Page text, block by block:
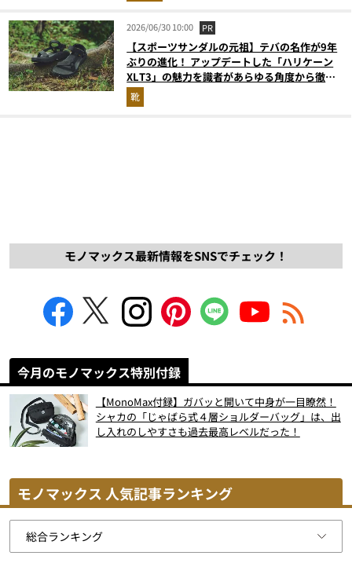
2026/06/30 10:00 PR
【スポーツサンダルの元祖】テバの名作が9年
ぶりの進化！ アップデートした「ハリケーン
XLT3」の魅力を識者があらゆる角度から徹底
解説！
靴
モノマックス最新情報をSNSでチェック！
今月のモノマックス特別付録
【MonoMax付録】ガバッと開いて中身が一目瞭然！
シャカの「じゃばら式４層ショルダーバッグ」は、出
し入れのしやすさも過去最高レベルだった！
モノマックス 人気記事ランキング